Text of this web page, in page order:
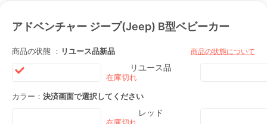
アドベンチャー ジープ(Jeep) B型ベビーカー
商品の状態 ： リユース品新品 商品の状態について
リユース品
カラー： 決済画面で選択してください
レッド